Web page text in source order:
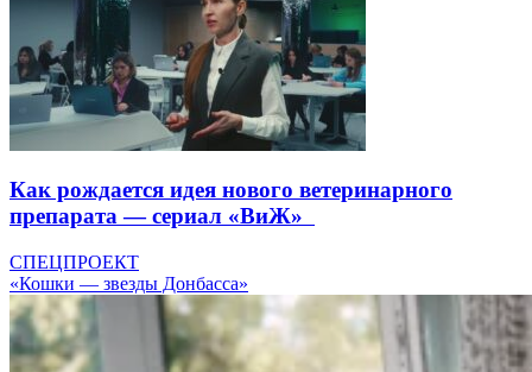
Как рождается идея нового ветеринарного
препарата — сериал «ВиЖ»
СПЕЦПРОЕКТ
«Кошки — звезды Донбасса»